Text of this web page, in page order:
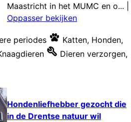
Maastricht in het MUMC en o...
Oppasser bekijken
periodes Katten, Honden,
Dieren verzorgen,
Hondenliefhebber gezocht die
in de Drentse natuur wil